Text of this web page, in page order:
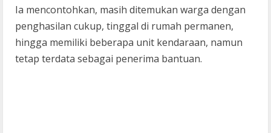
Ia mencontohkan, masih ditemukan warga dengan
penghasilan cukup, tinggal di rumah permanen,
hingga memiliki beberapa unit kendaraan, namun
tetap terdata sebagai penerima bantuan.